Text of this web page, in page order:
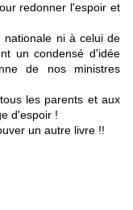
redonner l'espoir et
nationale ni à celui de
un condensé d'idée
de nos ministres
les parents et aux
d'espoir !
un autre livre !!